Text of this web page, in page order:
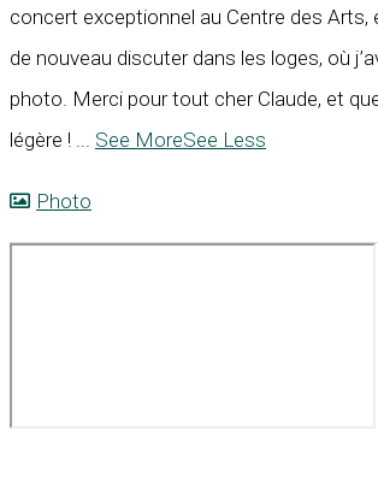
concert exceptionnel au Centre des Arts,
de nouveau discuter dans les loges, où
photo. Merci pour tout cher Claude, et
légère ! ... See MoreSee Less
Photo